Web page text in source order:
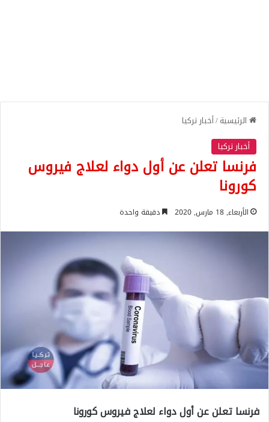
الرئيسية/أخبار تركيا
أخبار تركيا
فرنسا تعلن عن أول دواء لعلاج فيروس
كورونا
الأربعاء, 18 مارس, 2020 دقيقة واحدة
فرنسا تعلن عن أول دواء لعلاج فيروس كورونا